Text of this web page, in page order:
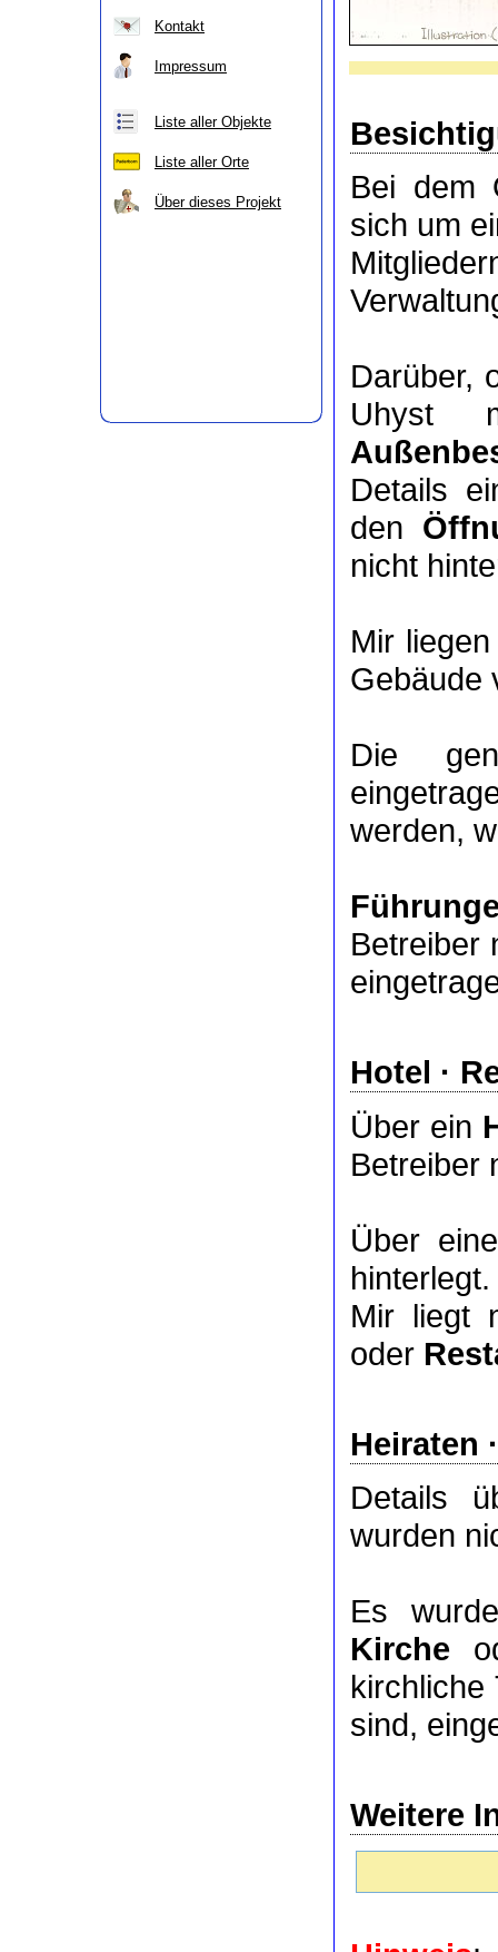
Kontakt
Impressum
Liste aller Objekte
Liste aller Orte
Über dieses Projekt
Bei dem
sich um
Darüber,
Uhyst
Details
den
nicht
Mir
Gebäude
Die
werden,
Betreiber
Hotel ·
Über ein
Betreiber
Über
hinterlegt.
Mir liegt
oder
Heiraten
Details
wurden
Es
Kirche
kirchliche
sind,
Weitere